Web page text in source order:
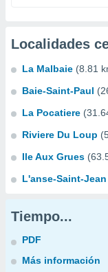
Localidades
La Malbaie (8.81
Baie-Saint-Paul
La Pocatiere
Riviere Du Loup
Ile Aux Grues
L'anse-Saint-Jean
Tiempo...
PDF
Más información